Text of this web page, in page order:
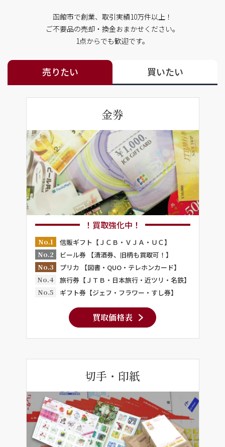
函館市で創業、取引実績10万件以上！
ご不要品の売却・換金おまかせください。
1点からでも歓迎です。
売りたい 買いたい
金券
！買取強化中！
No.1
信販ギフト【ＪＣＢ・ＶＪＡ・ＵＣ】
No.2
ビール券 【清酒券、旧柄も買取可！】
No.3
プリカ 【図書・QUO・テレホンカード】
No.4
旅行券【ＪＴＢ・日本旅行・近ツリ・名鉄】
No.5
ギフト券【ジェフ・フラワー・すし券】
買取価格表
切手・印紙